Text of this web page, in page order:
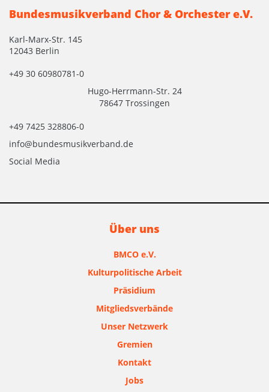
Bundesmusikverband Chor & Orchester e.V.
Karl-Marx-Str. 145
12043 Berlin
+49 30 60980781-0
Hugo-Herrmann-Str. 24
78647 Trossingen
+49 7425 328806-0
info@bundesmusikverband.de
Social Media
Über uns
BMCO e.V.
Kulturpolitische Arbeit
Präsidium
Mitgliedsverbände
Unser Netzwerk
Gremien
Kontakt
Jobs